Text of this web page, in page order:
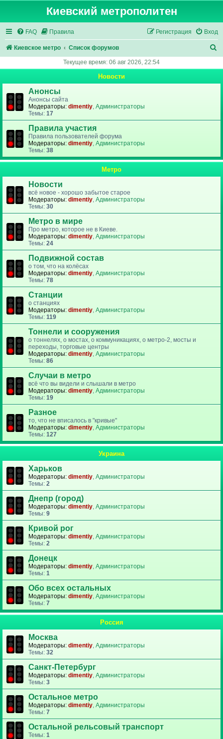
Киевский метрополитен
FAQ Правила Вход
Регистрация
Киевское метро Список форумов
Текущее время: 06 авг 2026, 22:54
Новости
Анонсы
Анонсы сайта
Модераторы: dimentiy, Администраторы
Темы: 17
Правила участия
Правила пользователей форума
Модераторы: dimentiy, Администраторы
Темы: 38
Метро
Новости
всё новое - хорошо забытое старое
Модераторы: dimentiy, Администраторы
Темы: 30
Метро в мире
Про метро, которое не в Киеве.
Модераторы: dimentiy, Администраторы
Темы: 24
Подвижной состав
о том, что на колёсах
Модераторы: dimentiy, Администраторы
Темы: 78
Станции
о станциях
Модераторы: dimentiy, Администраторы
Темы: 119
Тоннели и сооружения
о тоннелях, о мостах, о коммуникациях, о метро-2, мосты и
переходы, торговые центры
Модераторы: dimentiy, Администраторы
Темы: 86
Случаи в метро
всё что вы видели и слышали в метро
Модераторы: dimentiy, Администраторы
Темы: 19
Разное
то, что не вписалось в "кривые"
Модераторы: dimentiy, Администраторы
Темы: 127
Украина
Харьков
Модераторы: dimentiy, Администраторы
Темы: 2
Днепр (город)
Модераторы: dimentiy, Администраторы
Темы: 9
Кривой рог
Модераторы: dimentiy, Администраторы
Темы: 2
Донецк
Модераторы: dimentiy, Администраторы
Темы: 1
Обо всех остальных
Модераторы: dimentiy, Администраторы
Темы: 7
Россия
Москва
Модераторы: dimentiy, Администраторы
Темы: 32
Санкт-Петербург
Модераторы: dimentiy, Администраторы
Темы: 3
Остальное метро
Модераторы: dimentiy, Администраторы
Темы: 7
Остальной рельсовый транспорт
Темы: 1